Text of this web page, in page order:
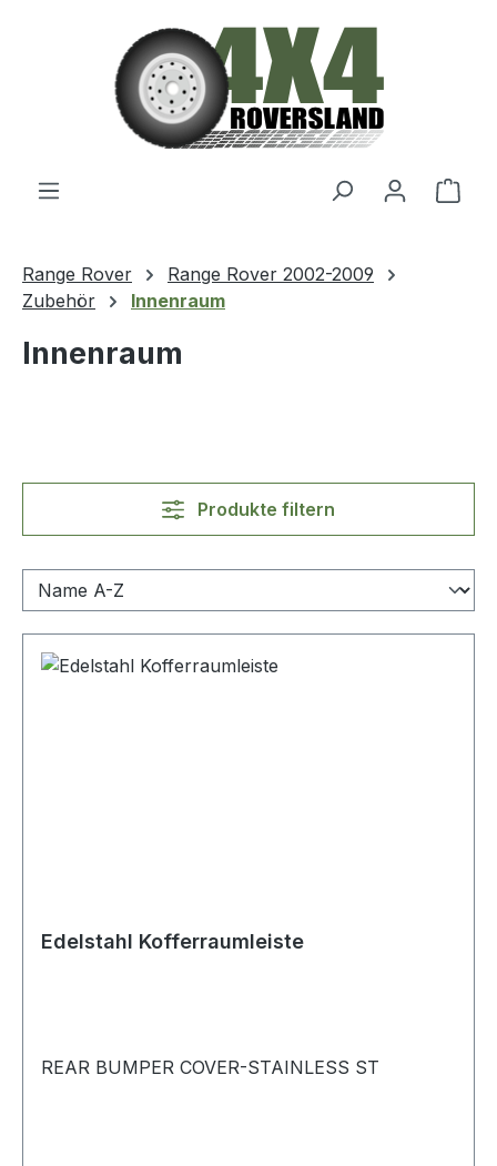
Zum Hauptinhalt springen
Range Rover
Range Rover 2002-2009
Zubehör
Innenraum
Innenraum
Produkte filtern
Edelstahl Kofferraumleiste
REAR BUMPER COVER-STAINLESS ST